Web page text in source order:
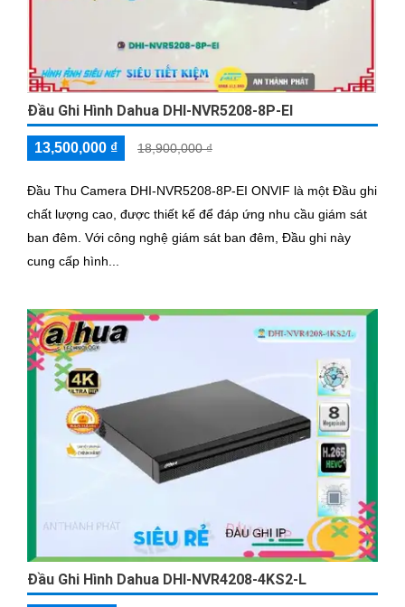
Đầu Ghi Hình Dahua DHI-NVR5208-8P-EI
13,500,000 ₫ 18,900,000 ₫
Đầu Thu Camera DHI-NVR5208-8P-EI ONVIF là một Đầu ghi
chất lượng cao, được thiết kế để đáp ứng nhu cầu giám sát
ban đêm. Với công nghệ giám sát ban đêm, Đầu ghi này
cung cấp hình...
Đầu Ghi Hình Dahua DHI-NVR4208-4KS2-L